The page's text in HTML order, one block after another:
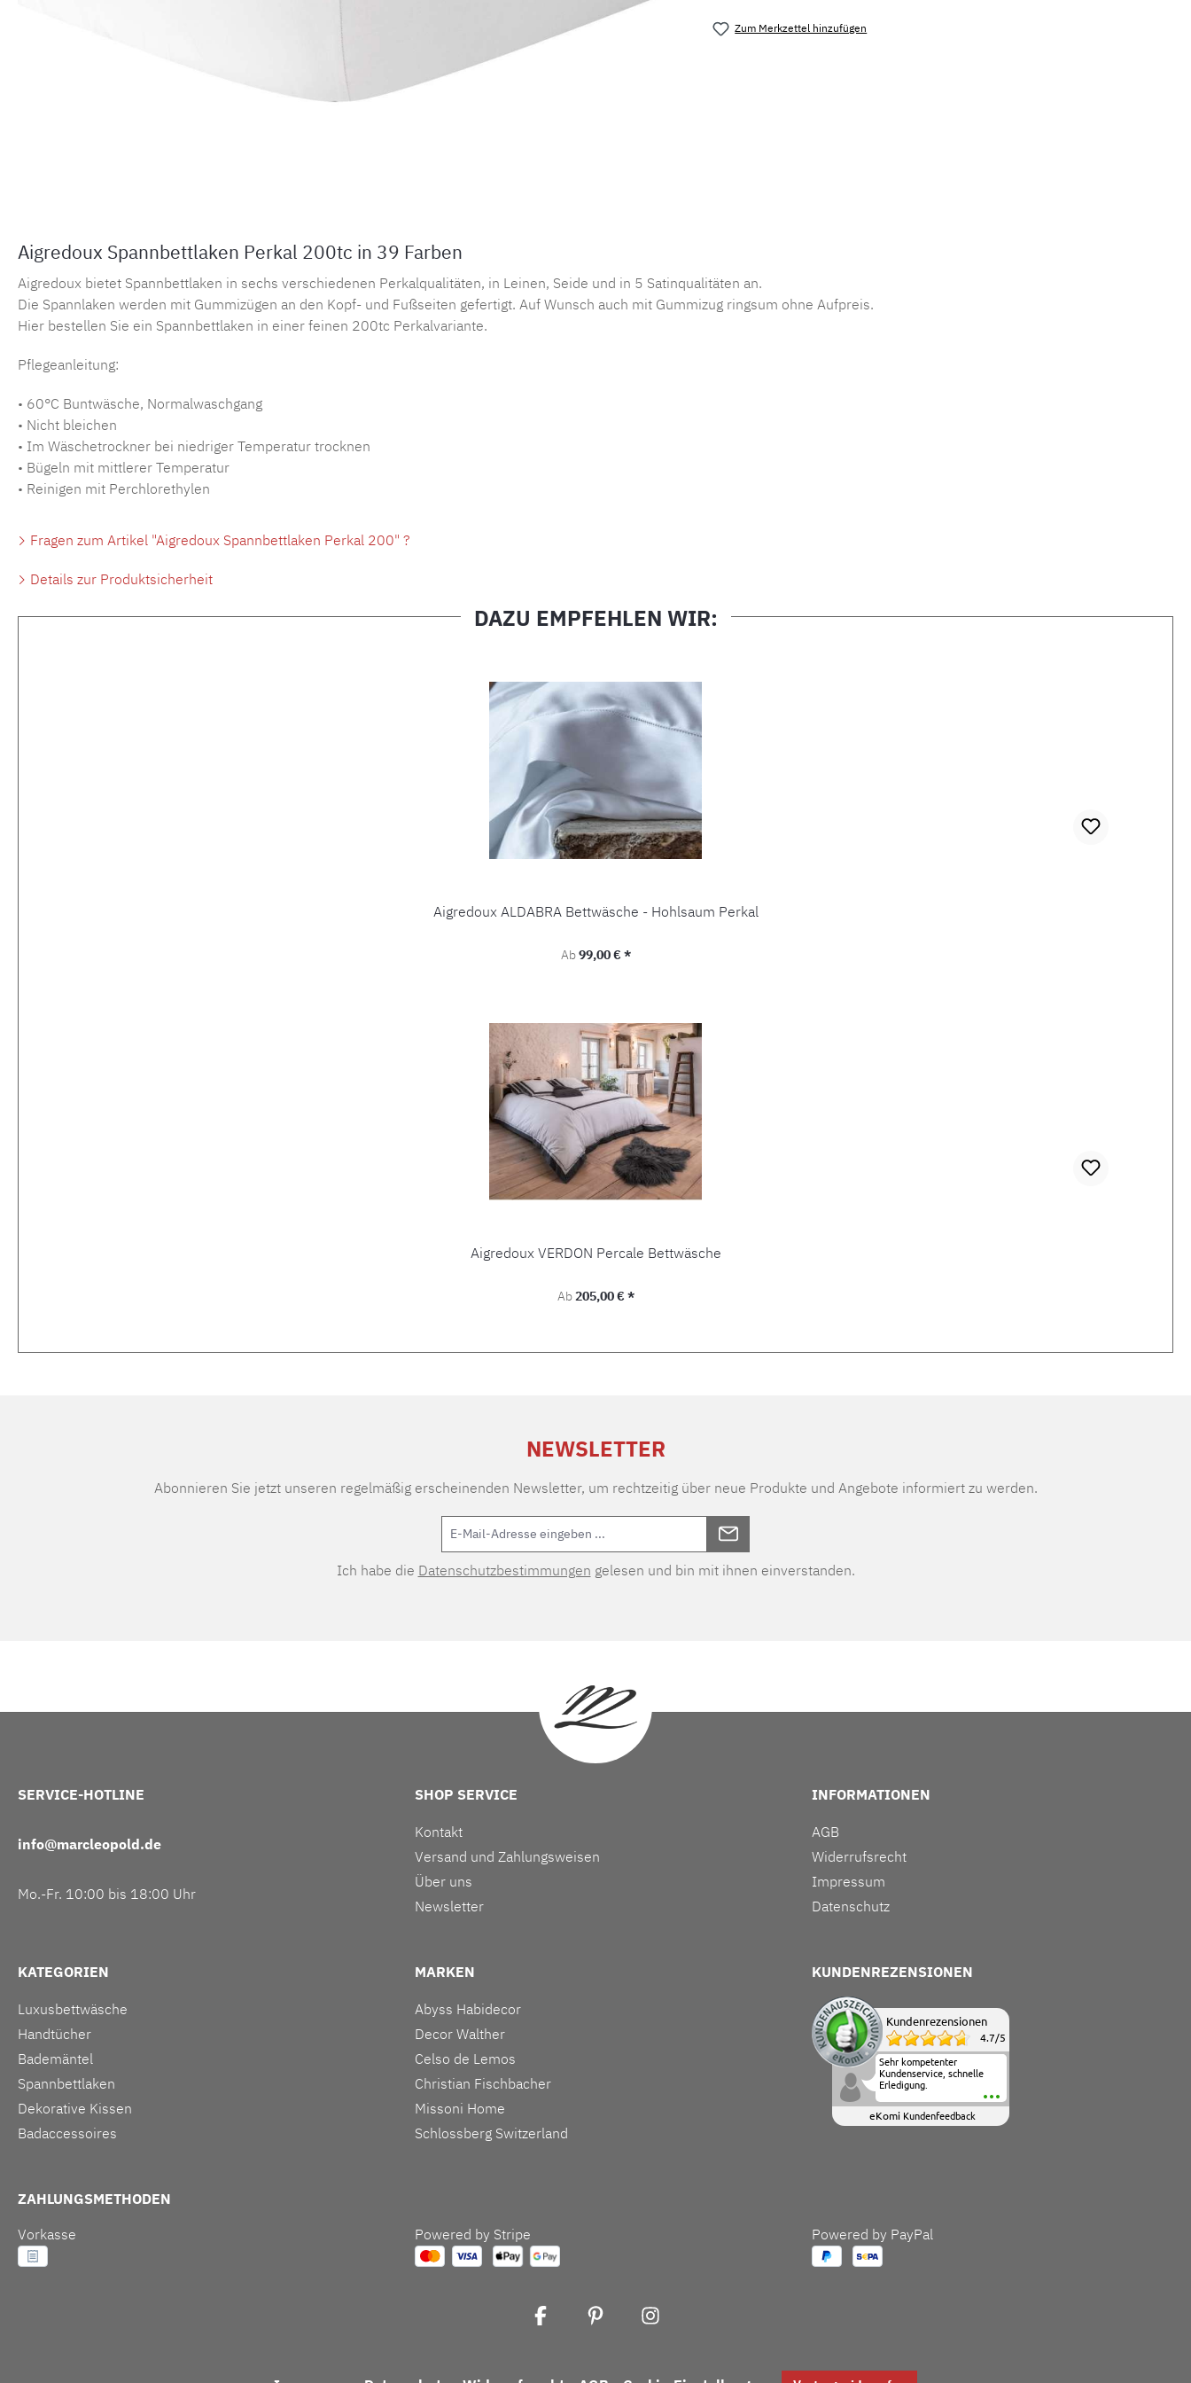
Zum Merkzettel hinzufügen
Aigredoux Spannbettlaken Perkal 200tc in 39 Farben
Aigredoux bietet Spannbettlaken in sechs verschiedenen Perkalqualitäten, in Leinen, Seide und in 5 Satinqualitäten an.
Die Spannlaken werden mit Gummizügen an den Kopf- und Fußseiten gefertigt. Auf Wunsch auch mit Gummizug ringsum ohne Aufpreis.
Hier bestellen Sie ein Spannbettlaken in einer feinen 200tc Perkalvariante.
Pflegeanleitung:
• 60°C Buntwäsche, Normalwaschgang
• Nicht bleichen
• Im Wäschetrockner bei niedriger Temperatur trocknen
• Bügeln mit mittlerer Temperatur
• Reinigen mit Perchlorethylen
Fragen zum Artikel "Aigredoux Spannbettlaken Perkal 200" ?
Details zur Produktsicherheit
DAZU EMPFEHLEN WIR:
Aigredoux ALDABRA Bettwäsche - Hohlsaum Perkal
Regulärer Preis:
Ab99,00 € *
Aigredoux VERDON Percale Bettwäsche
Regulärer Preis:
Ab205,00 € *
NEWSLETTER
Abonnieren Sie jetzt unseren regelmäßig erscheinenden Newsletter, um rechtzeitig über neue Produkte und Angebote informiert zu werden.
Ich habe die Datenschutzbestimmungen gelesen und bin mit ihnen einverstanden.
SERVICE-HOTLINE
info@marcleopold.de
Mo.-Fr. 10:00 bis 18:00 Uhr
SHOP SERVICE
Kontakt
Versand und Zahlungsweisen
Über uns
Newsletter
INFORMATIONEN
AGB
Widerrufsrecht
Impressum
Datenschutz
KATEGORIEN
Luxusbettwäsche
Handtücher
Bademäntel
Spannbettlaken
Dekorative Kissen
Badaccessoires
MARKEN
Abyss Habidecor
Decor Walther
Celso de Lemos
Christian Fischbacher
Missoni Home
Schlossberg Switzerland
KUNDENREZENSIONEN
Kundenrezensionen
4.7/5
Sehr kompetenter
Kundenservice, schnelle
Erledigung.
eKomi Kundenfeedback
ZAHLUNGSMETHODEN
Vorkasse
Powered by Stripe Powered by PayPal